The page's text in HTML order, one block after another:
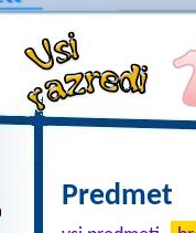
Predmet